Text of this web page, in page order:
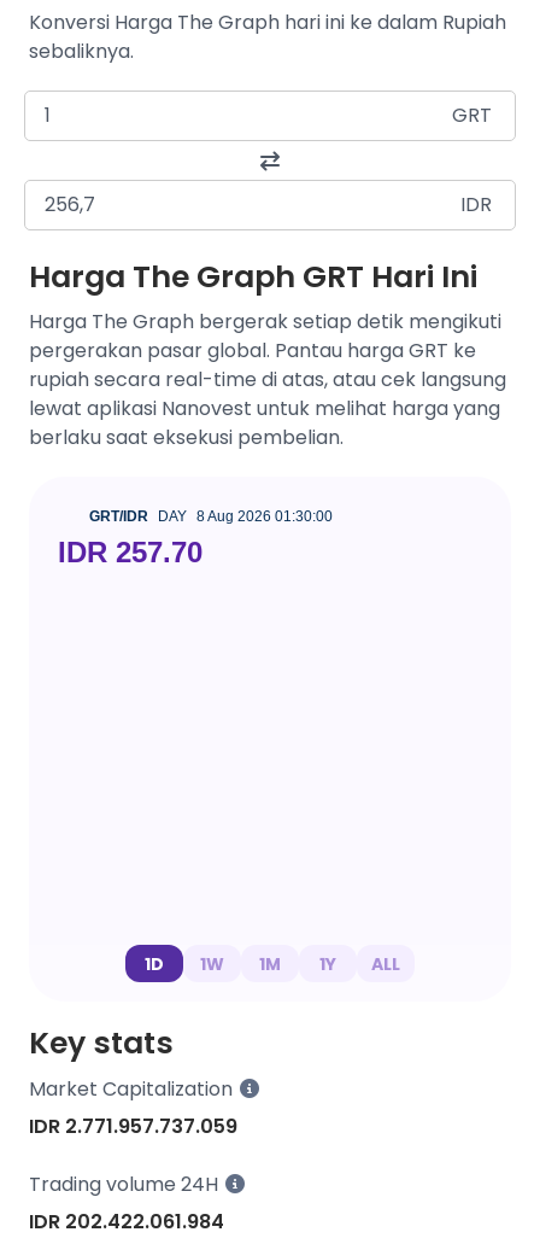
Konversi Harga The Graph hari ini ke dalam Rupiah
sebaliknya.
GRT
IDR
Harga The Graph GRT Hari Ini
Harga The Graph bergerak setiap detik mengikuti
pergerakan pasar global. Pantau harga GRT ke
rupiah secara real-time di atas, atau cek langsung
lewat aplikasi Nanovest untuk melihat harga yang
berlaku saat eksekusi pembelian.
GRT/IDR DAY 8 Aug 2026 01:30:00
IDR 257.70
1D 1W 1M 1Y ALL
Key stats
Market Capitalization
IDR 2.771.957.737.059
Trading volume 24H
IDR 202.422.061.984